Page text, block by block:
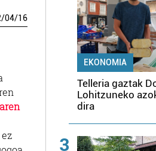
/04/16
EKONOMIA
Telleria gaztak
Lohitzuneko
dira
3